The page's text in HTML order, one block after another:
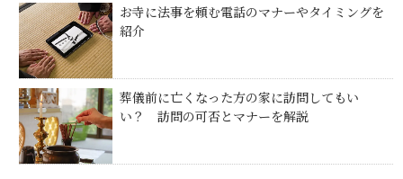
お寺に法事を頼む電話のマナーやタイミングを
紹介
葬儀前に亡くなった方の家に訪問してもい
い？ 訪問の可否とマナーを解説